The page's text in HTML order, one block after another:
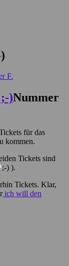
F.
Nummer
für das
kommen.
Tickets sind
).
Tickets. Klar,
ich will den